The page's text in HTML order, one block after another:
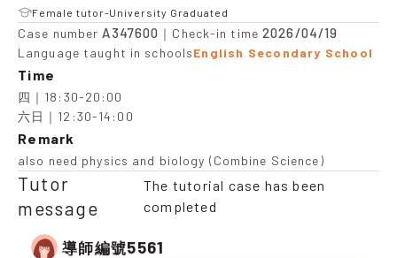
Female tutor-University Graduated
Case number A347600 ｜Check-in time2026/04/19
Language taught in schoolsEnglish Secondary School
Time
四｜18:30-20:00
六日｜12:30-14:00
Remark
also need physics and biology (Combine Science)
Tutor
message
The tutorial case has been
completed
導師編號5561